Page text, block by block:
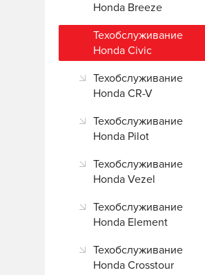
Honda Breeze
Техобслуживание
Honda Civic
Техобслуживание
Honda CR-V
Техобслуживание
Honda Pilot
Техобслуживание
Honda Vezel
Техобслуживание
Honda Element
Техобслуживание
Honda Crosstour